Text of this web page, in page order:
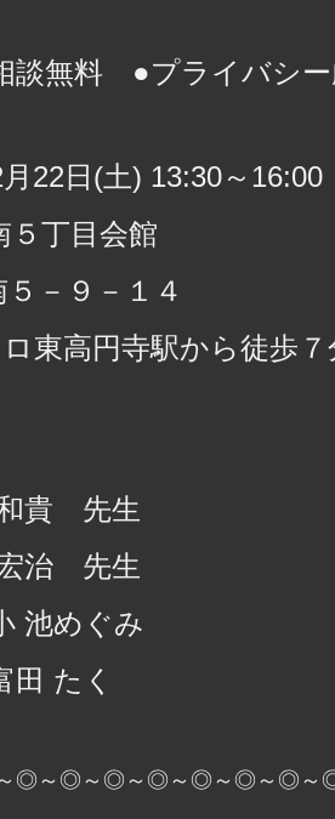
談無料 ●プライバシー
22日(土) 13:30～16:00
５丁目会館
－９－１４
東高円寺駅から徒歩７
貴 先生
治 先生
池めぐみ
たく
◎～◎～◎～◎～◎～◎～◎